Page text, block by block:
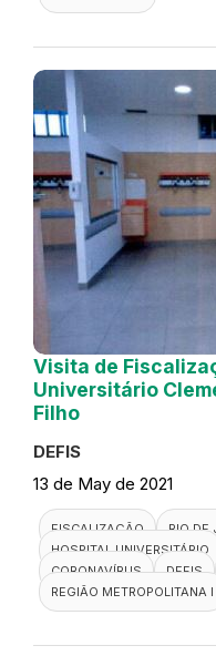
Visita de
Universitário
Filho
DEFIS
13 de May de 2021
FISCALIZAÇÃO
RIO DE
HOSPITAL UNIVERSITÁRIO
CORONAVÍRUS
DEFIS
REGIÃO METROPOLITANA I